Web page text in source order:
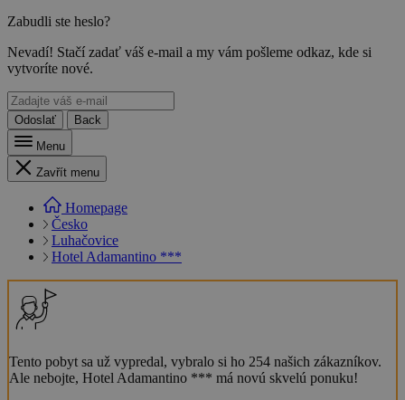
Zabudli ste heslo?
Nevadí! Stačí zadať váš e-mail a my vám pošleme odkaz, kde si
vytvoríte nové.
Odoslať
Back
Menu
Zavřít menu
Homepage
Česko
Luhačovice
Hotel Adamantino ***
Tento pobyt sa už vypredal, vybralo si ho 254 našich zákazníkov.
Ale nebojte, Hotel Adamantino *** má novú skvelú ponuku!